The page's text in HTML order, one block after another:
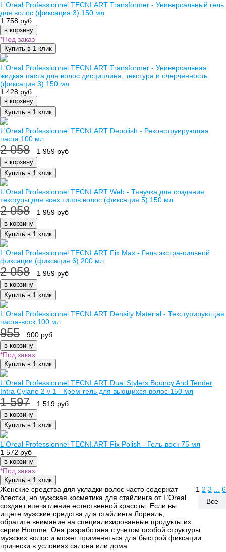
L'Oreal Professionnel TECNI.ART Transformer - Универсальный гель
для волос (фиксация 3) 150 мл
1 758 руб
в корзину
*Под заказ
Купить в 1 клик
L'Oreal Professionnel TECNI.ART Transformer - Универсальная
жидкая паста для волос дисциплина, текстура и очерченность
(фиксация 3) 150 мл
1 428 руб
в корзину
Купить в 1 клик
L'Oreal Professionnel TECNI.ART Depolish - Реконструирующая
паста 100 мл
2 058 1 959 руб
в корзину
Купить в 1 клик
L'Oreal Professionnel TECNI.ART Web - Тянучка для создания
текстуры для всех типов волос (фиксация 5) 150 мл
2 058 1 959 руб
в корзину
Купить в 1 клик
L'Oreal Professionnel TECNI.ART Fix Max - Гель экстра-сильной
фиксации (фиксация 6) 200 мл
2 058 1 959 руб
в корзину
Купить в 1 клик
L'Oreal Professionnel TECNI.ART Density Material - Текстурирующая
паста-воск 100 мл
955 900 руб
в корзину
*Под заказ
Купить в 1 клик
L'Oreal Professionnel TECNI.ART Dual Stylers Bouncy And Tender
Intra Cylane 2 v 1 - Крем-гель для вьющихся волос 150 мл
1 597 1 519 руб
в корзину
Купить в 1 клик
L'Oreal Professionnel TECNI.ART Fix Polish - Гель-воск 75 мл
1 572 руб
в корзину
*Под заказ
Купить в 1 клик
1 2 3
6
Все
Женские средства для укладки волос часто содержат
блестки, но мужская косметика для стайлинга от L’Oreal
создает впечатление естественной красоты. Если вы
ищете мужские средства для стайлинга Лореаль,
обратите внимание на специализированные продукты из
серии Homme. Она разработана с учетом особой структуры
мужских волос и может применяться для быстрой фиксации
прически в условиях салона или дома.